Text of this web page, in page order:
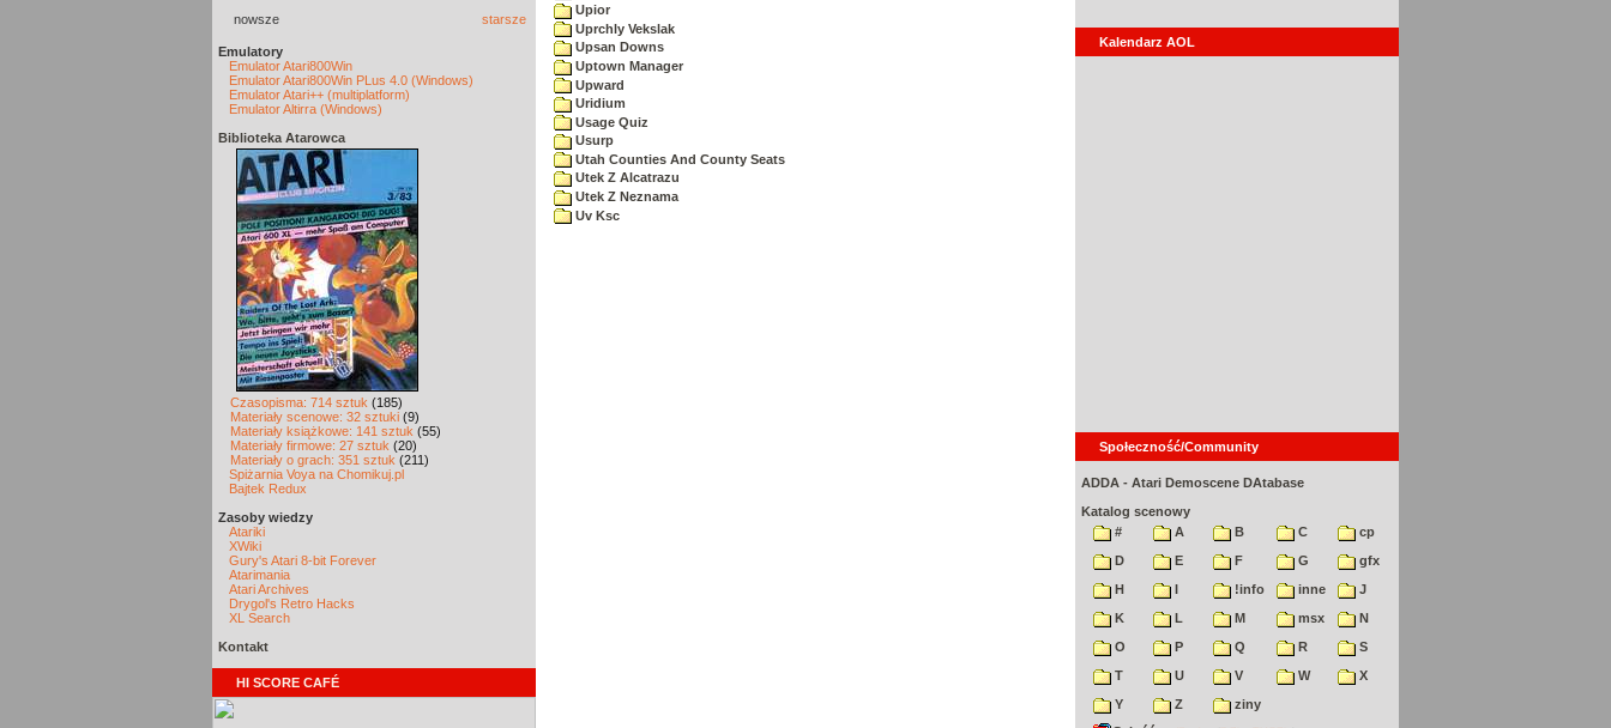
nowsze starsze
Emulatory
Emulator Atari800Win
Emulator Atari800Win PLus 4.0 (Windows)
Emulator Atari++ (multiplatform)
Emulator Altirra (Windows)
Biblioteka Atarowca
Czasopisma: 714 sztuk (185)
Materiały scenowe: 32 sztuki (9)
Materiały książkowe: 141 sztuk (55)
Materiały firmowe: 27 sztuk (20)
Materiały o grach: 351 sztuk (211)
Spiżarnia Voya na Chomikuj.pl
Bajtek Redux
Zasoby wiedzy
Atariki
XWiki
Gury's Atari 8-bit Forever
Atarimania
Atari Archives
Drygol's Retro Hacks
XL Search
Kontakt
HI SCORE CAFÉ
Upior
Uprchly Vekslak
Upsan Downs
Uptown Manager
Upward
Uridium
Usage Quiz
Usurp
Utah Counties And County Seats
Utek Z Alcatrazu
Utek Z Neznama
Uv Ksc
Kalendarz AOL
Społeczność/Community
ADDA - Atari Demoscene DAtabase
Katalog scenowy
#
A B C
cp
D
E F G
gfx
H
I !info inne
J
K
L M msx
N
O
P Q R
S
T
U V W
X
Y
Z
ziny